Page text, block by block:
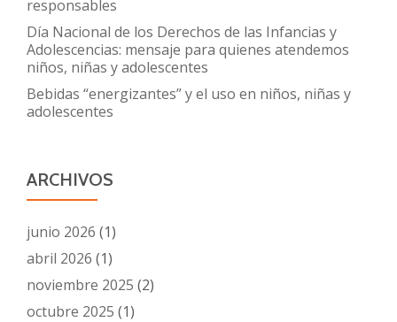
responsables
Día Nacional de los Derechos de las Infancias y
Adolescencias: mensaje para quienes atendemos
niños, niñas y adolescentes
Bebidas “energizantes” y el uso en niños, niñas y
adolescentes
ARCHIVOS
junio 2026 (1)
abril 2026 (1)
noviembre 2025 (2)
octubre 2025 (1)